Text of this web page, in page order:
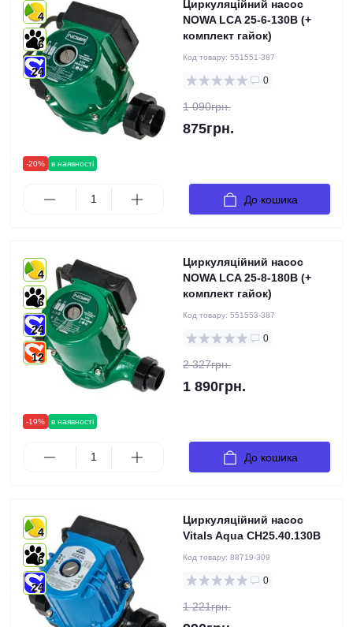
-20% в наявності
4
6
24
Циркуляційний насос
NOWA LCA 25-6-130B (+
комплект гайок)
Код товару: 551551-387
0
1 090грн.
875грн.
До кошика
-19% в наявності
4
6
24
12
Циркуляційний насос
NOWA LCA 25-8-180B (+
комплект гайок)
Код товару: 551553-387
0
2 327грн.
1 890грн.
До кошика
4
6
24
Циркуляційний насос
Vitals Aqua CH25.40.130B
Код товару: 88719-309
0
1 221грн.